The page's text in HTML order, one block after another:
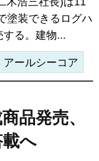
塗装できるログハ
する。建物...
アールシーコア
品発売、
へ